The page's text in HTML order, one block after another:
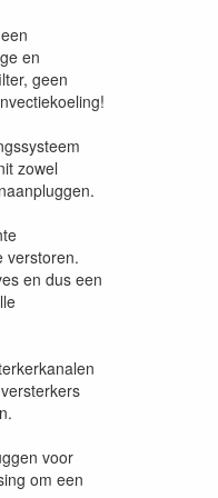
en
geen
zowel
verstoren.
en dus een
voor
om een